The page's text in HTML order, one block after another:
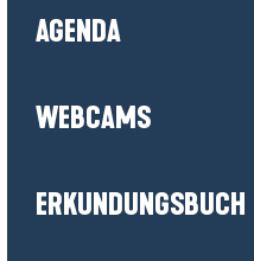
AGENDA
WEBCAMS
ERKUNDUNGSBUCH